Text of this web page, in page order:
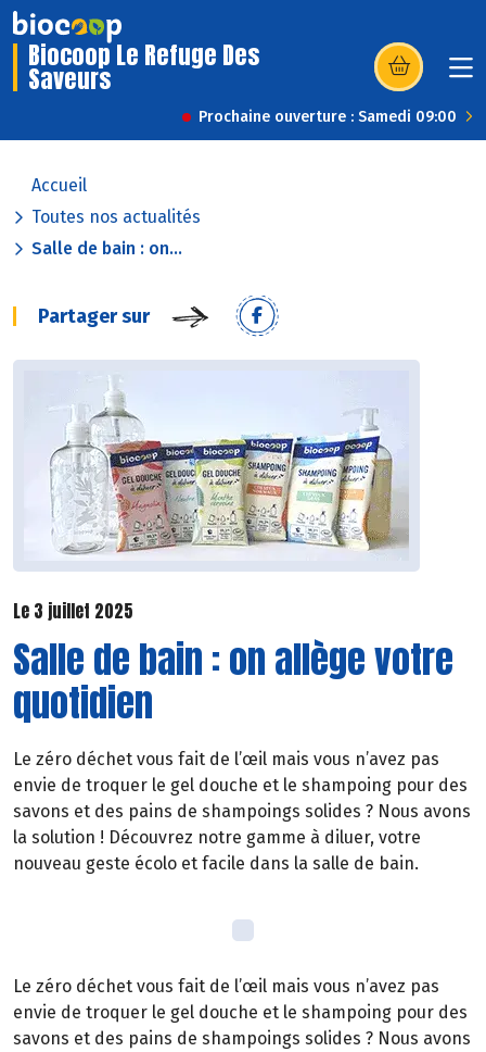
Biocoop Le Refuge Des
Saveurs (s’ouvre dans
Prochaine ouverture : Samedi 09:00
Accueil
Toutes nos actualités
Salle de bain : on...
Partager sur
Le 3 juillet 2025
Salle de bain : on allège votre
quotidien
Le zéro déchet vous fait de l’œil mais vous n’avez pas
envie de troquer le gel douche et le shampoing pour des
savons et des pains de shampoings solides ? Nous avons
la solution ! Découvrez notre gamme à diluer, votre
nouveau geste écolo et facile dans la salle de bain.
Le zéro déchet vous fait de l’œil mais vous n’avez pas
envie de troquer le gel douche et le shampoing pour des
savons et des pains de shampoings solides ? Nous avons